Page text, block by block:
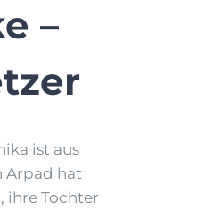
–
ist aus
Arpad hat
ihre Tochter